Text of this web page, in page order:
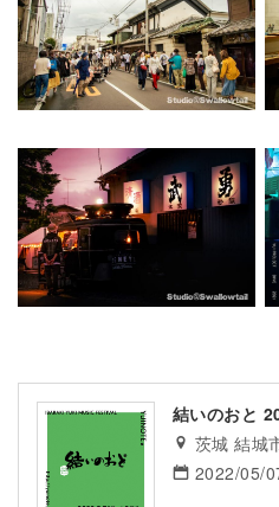
結いのおと
茨城 結城
2022/05/